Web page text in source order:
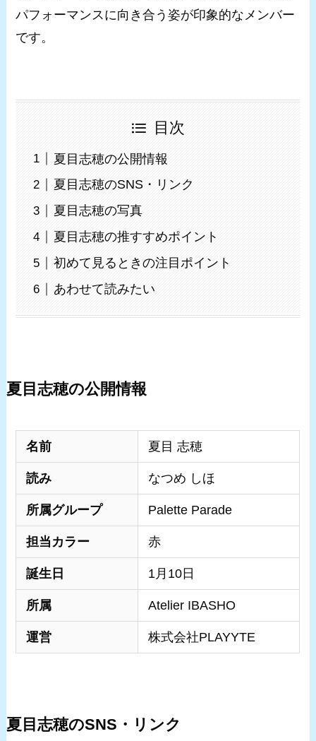
パフォーマンスに向き合う姿が印象的なメンバー
です。
目次
夏目志穂の公開情報
夏目志穂のSNS・リンク
夏目志穂の写真
夏目志穂の推すすめポイント
初めて見るときの注目ポイント
あわせて読みたい
夏目志穂の公開情報
名前 夏目 志穂
読み なつめ しほ
所属グループ Palette Parade
担当カラー 赤
誕生日 1月10日
所属 Atelier IBASHO
運営 株式会社PLAYYTE
夏目志穂のSNS・リンク